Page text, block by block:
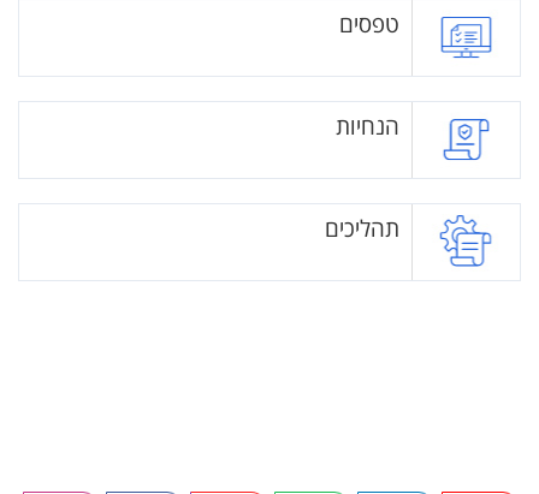
טפסים
הנחיות
תהליכים